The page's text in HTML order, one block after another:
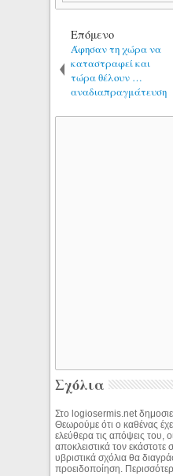
Επόμενο
Άφησαν τη χώρα να
καταστραφεί και
τώρα θέλουν …
αναδιαπραγμάτευση
Σχόλια
Στο logiosermis.net
Θεωρούμε ότι ο καθένας
ελεύθερα τις απόψεις του,
αποκλειστικά τον
υβριστικά σχόλια θα
προειδοποίηση.